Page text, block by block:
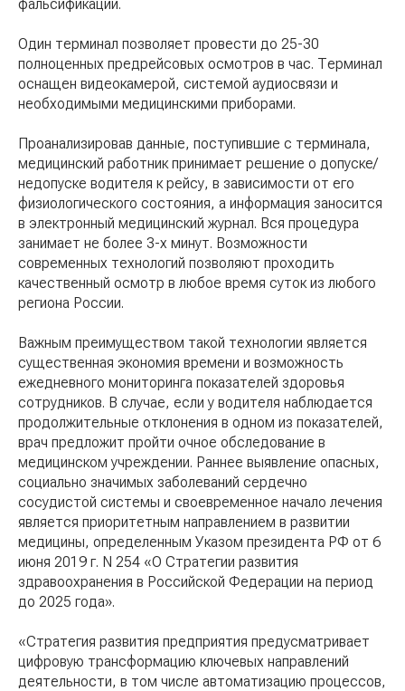
фальсификации.
Один терминал позволяет провести до 25-30
полноценных предрейсовых осмотров в час. Терминал
оснащен видеокамерой, системой аудиосвязи и
необходимыми медицинскими приборами.
Проанализировав данные, поступившие с терминала,
медицинский работник принимает решение о допуске/
недопуске водителя к рейсу, в зависимости от его
физиологического состояния, а информация заносится
в электронный медицинский журнал. Вся процедура
занимает не более 3-х минут. Возможности
современных технологий позволяют проходить
качественный осмотр в любое время суток из любого
региона России.
Важным преимуществом такой технологии является
существенная экономия времени и возможность
ежедневного мониторинга показателей здоровья
сотрудников. В случае, если у водителя наблюдается
продолжительные отклонения в одном из показателей,
врач предложит пройти очное обследование в
медицинском учреждении. Раннее выявление опасных,
социально значимых заболеваний сердечно
сосудистой системы и своевременное начало лечения
является приоритетным направлением в развитии
медицины, определенным Указом президента РФ от 6
июня 2019 г. N 254 «О Стратегии развития
здравоохранения в Российской Федерации на период
до 2025 года».
«Стратегия развития предприятия предусматривает
цифровую трансформацию ключевых направлений
деятельности, в том числе автоматизацию процессов,